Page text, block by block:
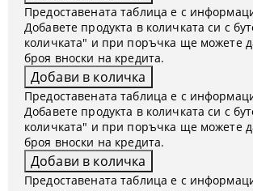
Предоставената таблица е с
Добавете продукта в количката си с
количката" и при поръчка ще можете
броя вноски на кредита.
Предоставената таблица е с
Добавете продукта в количката си с
количката" и при поръчка ще можете
броя вноски на кредита.
Предоставената таблица е с